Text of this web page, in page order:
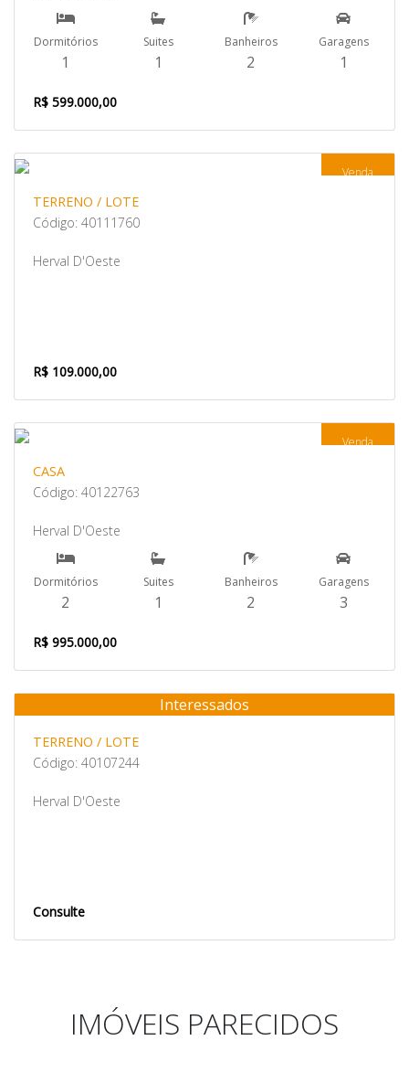
Dormitórios
1
Suites
1
Banheiros
2
Garagens
1
R$ 599.000,00
Venda
TERRENO / LOTE
Código: 40111760
Herval D'Oeste
R$ 109.000,00
Venda
CASA
Código: 40122763
Herval D'Oeste
Dormitórios
2
Suites
1
Banheiros
2
Garagens
3
R$ 995.000,00
Venda
Interessados
TERRENO / LOTE
Código: 40107244
Herval D'Oeste
Consulte
IMÓVEIS PARECIDOS